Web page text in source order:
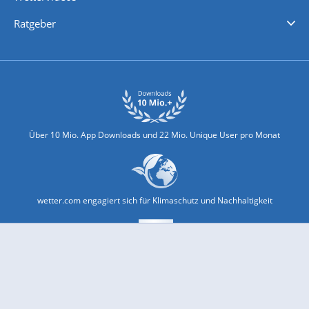
Ratgeber
Über 10 Mio. App Downloads und 22 Mio. Unique User pro Monat
wetter.com engagiert sich für Klimaschutz und Nachhaltigkeit